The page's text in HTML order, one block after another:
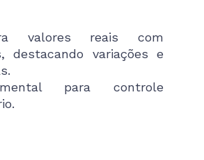
valores reais com
destacando variações e
para controle